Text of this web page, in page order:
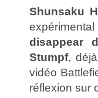
Shunsaku
disappear
Stumpf,
vidéo
réflexion sur